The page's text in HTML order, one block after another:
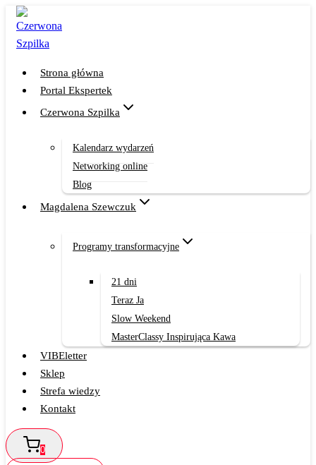
Przejdź
treści
Strona główna
Portal Ekspertek
Czerwona Szpilka
Kalendarz wydarzeń
Networking online
Blog
Magdalena Szewczuk
Programy transformacyjne
21 dni
Teraz Ja
Slow Weekend
MasterClassy Inspirująca Kawa
VIBEletter
Sklep
Strefa wiedzy
Kontakt
0